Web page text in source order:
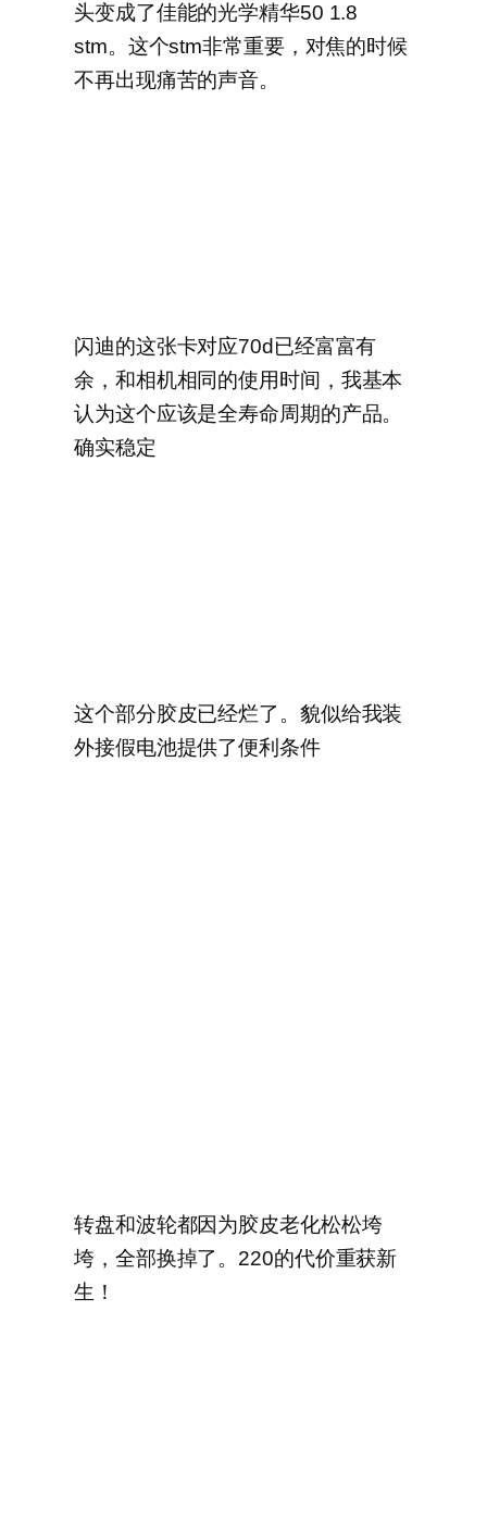
头变成了佳能的光学精华50 1.8
stm。这个stm非常重要，对焦的时候
不再出现痛苦的声音。
闪迪的这张卡对应70d已经富富有
余，和相机相同的使用时间，我基本
认为这个应该是全寿命周期的产品。
确实稳定
这个部分胶皮已经烂了。貌似给我装
外接假电池提供了便利条件
转盘和波轮都因为胶皮老化松松垮
垮，全部换掉了。220的代价重获新
生！